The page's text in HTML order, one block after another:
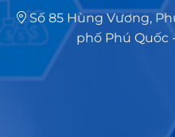
Số 85 Hùng Vương,
phố Phú Quốc